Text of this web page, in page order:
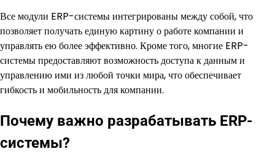
Все модули ERP-системы интегрированы между собой, что
позволяет получать единую картину о работе компании и
управлять ею более эффективно. Кроме того, многие ERP-
системы предоставляют возможность доступа к данным и
управлению ими из любой точки мира, что обеспечивает
гибкость и мобильность для компании.
Почему важно разрабатывать ERP-
системы?